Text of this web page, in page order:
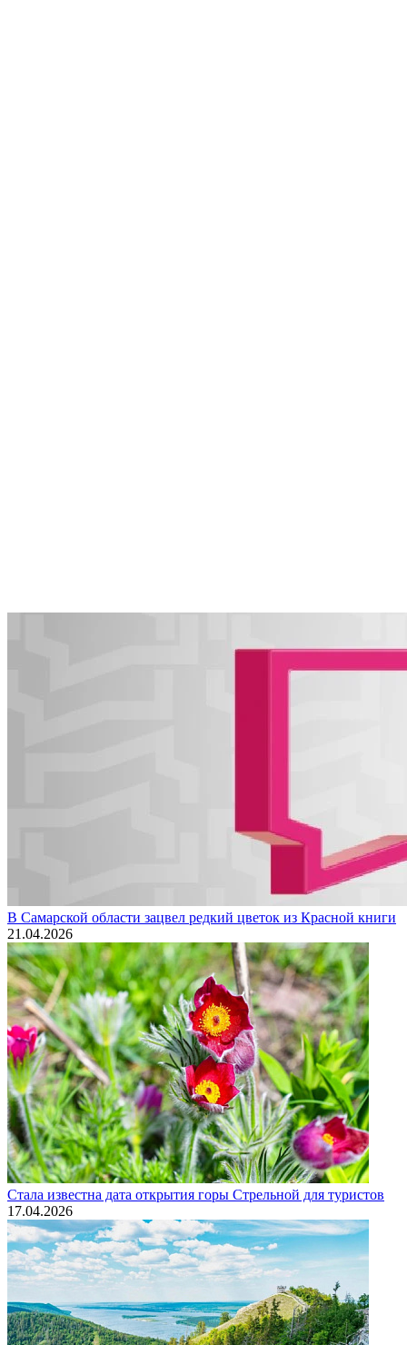
В Самарской области зацвел редкий цветок из Красной книги
21.04.2026
Стала известна дата открытия горы Стрельной для туристов
17.04.2026